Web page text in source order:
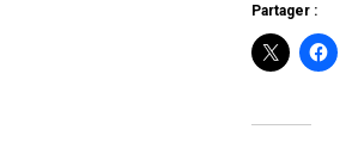
Partager :